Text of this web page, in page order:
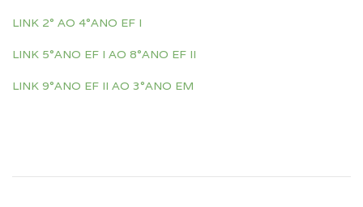
LINK 2° AO 4°ANO EF I
LINK 5°ANO EF I AO 8°ANO EF II
LINK 9°ANO EF II AO 3°ANO EM